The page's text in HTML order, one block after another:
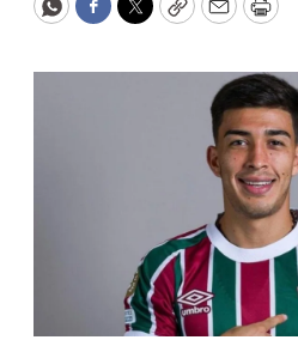
WhatsApp
Facebook
Twitter
CopyEmailPrint